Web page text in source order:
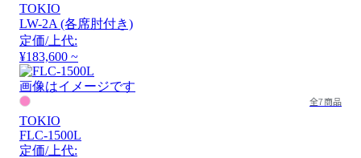
TOKIO
LW-2A (各席肘付き)
定価/上代:
¥183,600 ~
画像はイメージです
全7商品
TOKIO
FLC-1500L
定価/上代: